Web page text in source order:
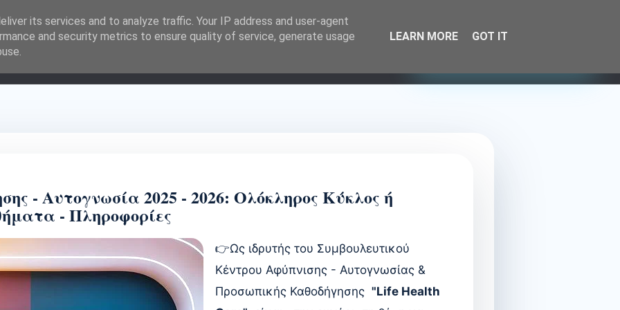
Υπηρεσίες ▾
- Αυτογνωσία 2025 - 2026: Ολόκληρος Κύκλος ή
- Πληροφορίες
👉Ως ιδρυτής του Συμβουλευτικού
Κέντρου Αφύπνισης - Αυτογνωσίας&
Προσωπικής Καθοδήγησης "Life Health
its services and to analyze traffic. Your IP address and user-agent
and security metrics to ensure quality of service, generate usage
LEARN MORE GOT IT